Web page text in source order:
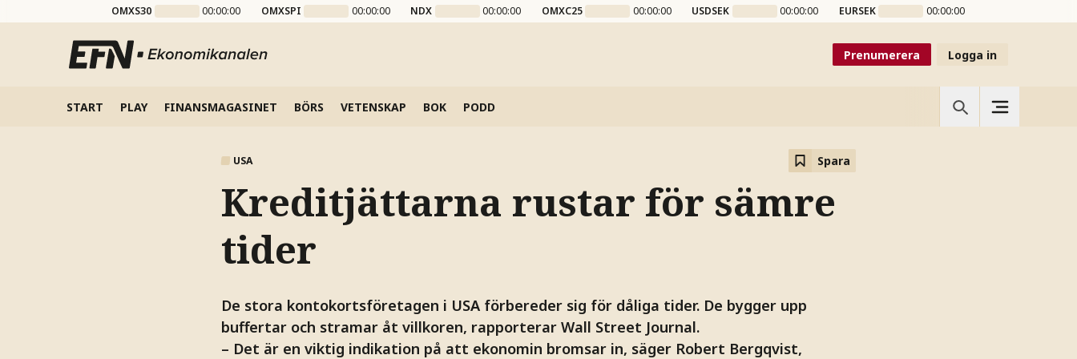
OMXS30 00:00:00 OMXSPI 00:00:00 NDX 00:00:00 OMXC25 00:00:00 USDSEK 00:00:00 EURSEK 00:00:00
Prenumerera Logga in
START PLAY FINANSMAGASINET BÖRS VETENSKAP BOK PODD
USA Spara
Kreditjättarna rustar för sämre
tider
De stora kontokortsföretagen i USA förbereder sig för dåliga tider. De bygger upp
buffertar och stramar åt villkoren, rapporterar Wall Street Journal.
– Det är en viktig indikation på att ekonomin bromsar in, säger Robert Bergqvist,